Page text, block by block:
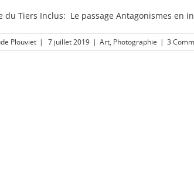
du Tiers Inclus: Le passage Antagonismes en
Plouviet | 7 juillet 2019 | Art, Photographie | 3